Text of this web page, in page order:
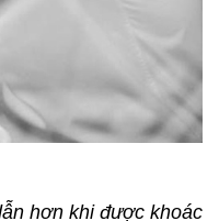
hơn khi được khoác